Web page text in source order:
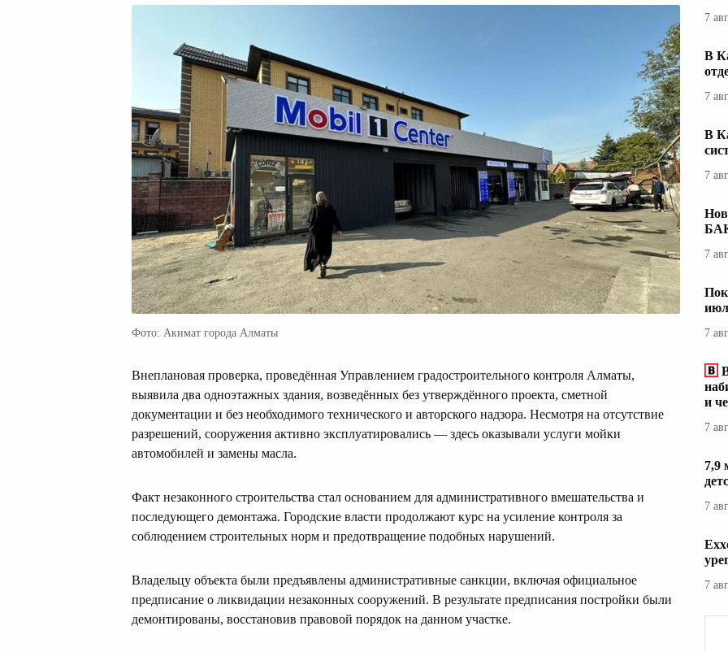
Фото: Акимат города Алматы
Внеплановая проверка, проведённая Управлением градостроительного контроля Алматы,
выявила два одноэтажных здания, возведённых без утверждённого проекта, сметной
документации и без необходимого технического и авторского надзора. Несмотря на отсутствие
разрешений, сооружения активно эксплуатировались — здесь оказывали услуги мойки
автомобилей и замены масла.
Факт незаконного строительства стал основанием для административного вмешательства и
последующего демонтажа. Городские власти продолжают курс на усиление контроля за
соблюдением строительных норм и предотвращение подобных нарушений.
Владельцу объекта были предъявлены административные санкции, включая официальное
предписание о ликвидации незаконных сооружений. В результате предписания постройки были
демонтированы, восстановив правовой порядок на данном участке.
7
В
7
В
7
7
7
и
7
7,9
7
7